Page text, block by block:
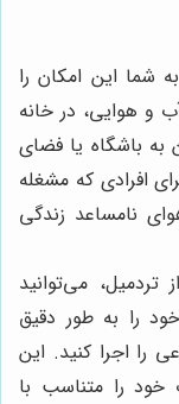
شما این امکان را
و هوایی، در خانه
به باشگاه یا فضای
افرادی که مشغله
نامساعد زندگی
تردمیل، می‌توانید
را به طور دقیق
را اجرا کنید. این
خود را متناسب با